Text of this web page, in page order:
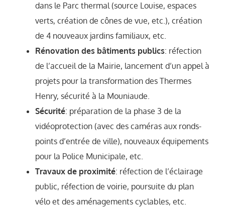
dans le Parc thermal (source Louise, espaces
verts, création de cônes de vue, etc.), création
de 4 nouveaux jardins familiaux, etc.
Rénovation des bâtiments publics: réfection
de l’accueil de la Mairie, lancement d’un appel à
projets pour la transformation des Thermes
Henry, sécurité à la Mouniaude.
Sécurité: préparation de la phase 3 de la
vidéoprotection (avec des caméras aux ronds-
points d’entrée de ville), nouveaux équipements
pour la Police Municipale, etc.
Travaux de proximité: réfection de l’éclairage
public, réfection de voirie, poursuite du plan
vélo et des aménagements cyclables, etc.